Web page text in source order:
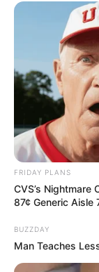
FRIDAY PLANS
CVS’s Nightmare
87¢ Generic Aisle
BUZZDAY
Man Teaches